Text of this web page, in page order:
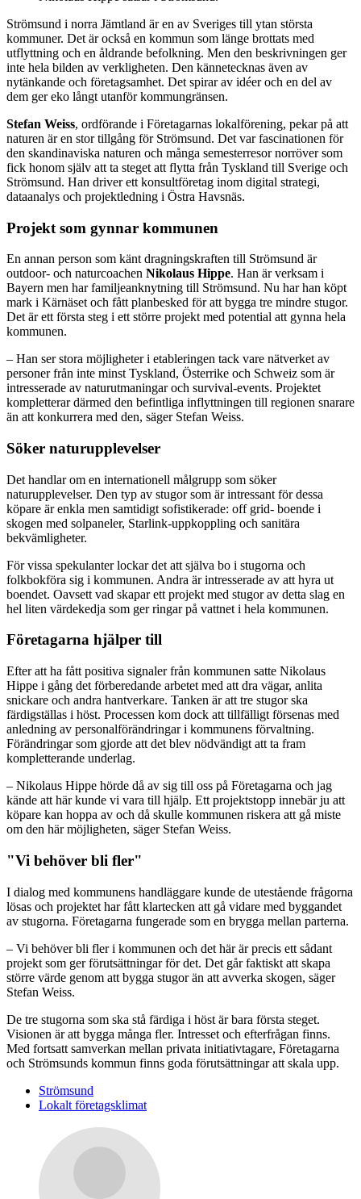
Strömsund i norra Jämtland är en av Sveriges till ytan största
kommuner. Det är också en kommun som länge brottats med
utflyttning och en åldrande befolkning. Men den beskrivningen ger
inte hela bilden av verkligheten. Den kännetecknas även av
nytänkande och företagsamhet. Det spirar av idéer och en del av
dem ger eko långt utanför kommungränsen.
Stefan Weiss, ordförande i Företagarnas lokalförening, pekar på att
naturen är en stor tillgång för Strömsund. Det var fascinationen för
den skandinaviska naturen och många semesterresor norröver som
fick honom själv att ta steget att flytta från Tyskland till Sverige och
Strömsund. Han driver ett konsultföretag inom digital strategi,
dataanalys och projektledning i Östra Havsnäs.
Projekt som gynnar kommunen
En annan person som känt dragningskraften till Strömsund är
outdoor- och naturcoachen Nikolaus Hippe. Han är verksam i
Bayern men har familjeanknytning till Strömsund. Nu har han köpt
mark i Kärnäset och fått planbesked för att bygga tre mindre stugor.
Det är ett första steg i ett större projekt med potential att gynna hela
kommunen.
– Han ser stora möjligheter i etableringen tack vare nätverket av
personer från inte minst Tyskland, Österrike och Schweiz som är
intresserade av naturutmaningar och survival-events. Projektet
kompletterar därmed den befintliga inflyttningen till regionen snarare
än att konkurrera med den, säger Stefan Weiss.
Söker naturupplevelser
Det handlar om en internationell målgrupp som söker
naturupplevelser. Den typ av stugor som är intressant för dessa
köpare är enkla men samtidigt sofistikerade: off grid- boende i
skogen med solpaneler, Starlink-uppkoppling och sanitära
bekvämligheter.
För vissa spekulanter lockar det att själva bo i stugorna och
folkbokföra sig i kommunen. Andra är intresserade av att hyra ut
boendet. Oavsett vad skapar ett projekt med stugor av detta slag en
hel liten värdekedja som ger ringar på vattnet i hela kommunen.
Företagarna hjälper till
Efter att ha fått positiva signaler från kommunen satte Nikolaus
Hippe i gång det förberedande arbetet med att dra vägar, anlita
snickare och andra hantverkare. Tanken är att tre stugor ska
färdigställas i höst. Processen kom dock att tillfälligt försenas med
anledning av personalförändringar i kommunens förvaltning.
Förändringar som gjorde att det blev nödvändigt att ta fram
kompletterande underlag.
– Nikolaus Hippe hörde då av sig till oss på Företagarna och jag
kände att här kunde vi vara till hjälp. Ett projektstopp innebär ju att
köpare kan hoppa av och då skulle kommunen riskera att gå miste
om den här möjligheten, säger Stefan Weiss.
"Vi behöver bli fler"
I dialog med kommunens handläggare kunde de utestående frågorna
lösas och projektet har fått klartecken att gå vidare med byggandet
av stugorna. Företagarna fungerade som en brygga mellan parterna.
– Vi behöver bli fler i kommunen och det här är precis ett sådant
projekt som ger förutsättningar för det. Det går faktiskt att skapa
större värde genom att bygga stugor än att avverka skogen, säger
Stefan Weiss.
De tre stugorna som ska stå färdiga i höst är bara första steget.
Visionen är att bygga många fler. Intresset och efterfrågan finns.
Med fortsatt samverkan mellan privata initiativtagare, Företagarna
och Strömsunds kommun finns goda förutsättningar att skala upp.
Strömsund
Lokalt företagsklimat